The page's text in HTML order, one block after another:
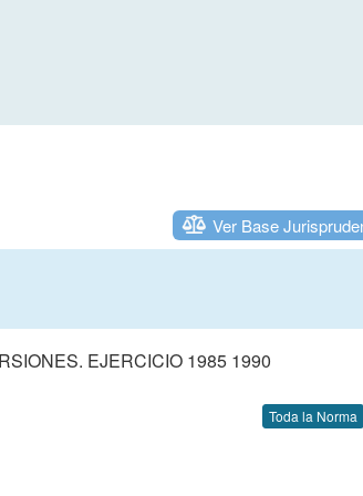
Ver Base
EJERCICIO 1985 1990
Toda la Norma